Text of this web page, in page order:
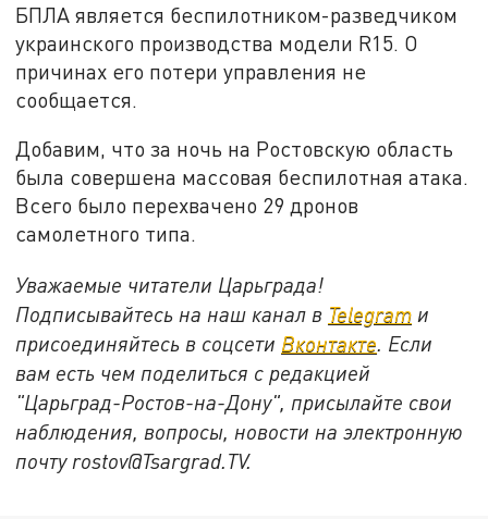
БПЛА является беспилотником-разведчиком
украинского производства модели R15. О
причинах его потери управления не
сообщается.
Добавим, что за ночь на Ростовскую область
была совершена массовая беспилотная атака.
Всего было перехвачено 29 дронов
самолетного типа.
Уважаемые читатели Царьграда!
Подписывайтесь на наш канал в Telegram и
присоединяйтесь в соцсети Вконтакте. Если
вам есть чем поделиться с редакцией
"Царьград-Ростов-на-Дону", присылайте свои
наблюдения, вопросы, новости на электронную
почту rostov@Tsargrad.ТV.